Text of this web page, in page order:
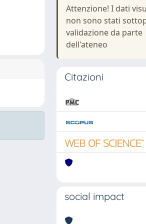
Attenzione! I dati
non sono stati
validazione da parte
dell'ateneo
Citazioni
social impact